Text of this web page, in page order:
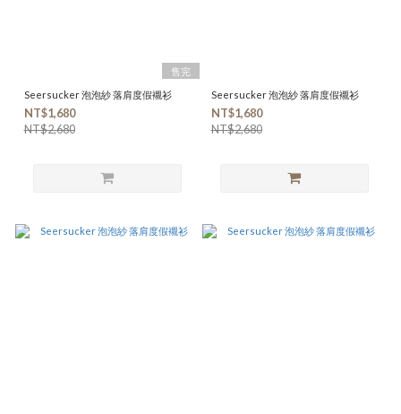
售完
Seersucker 泡泡紗 落肩度假襯衫
NT$1,680
NT$2,680
Seersucker 泡泡紗 落肩度假襯衫
NT$1,680
NT$2,680